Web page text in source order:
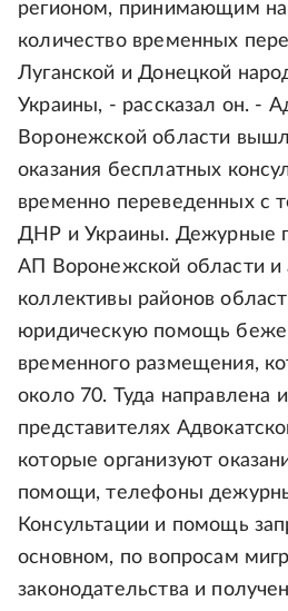
регионом, принимающим
количество временных
Луганской и Донецкой
Украины, - рассказал он. -
Воронежской области
оказания бесплатных
временно переведенных с
ДНР и Украины. Дежурные
АП Воронежской области и
коллективы районов
юридическую помощь
временного размещения,
около 70. Туда направлена
представителях
которые организуют
помощи, телефоны
Консультации и помощь
основном, по вопросам
законодательства и